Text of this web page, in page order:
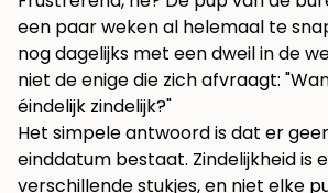
een paar weken al helemaal te
nog dagelijks met een dweil in de
niet de enige die zich afvraagt:
éindelijk zindelijk?"
Het simpele antwoord is dat er
einddatum bestaat. Zindelijkheid is
verschillende stukjes, en niet elke